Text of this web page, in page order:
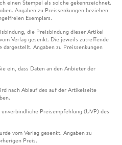
einen Stempel als solche gekennzeichnet.
Angaben zu Preissenkungen beziehen
Exemplars.
die Preisbindung dieser Artikel
Verlag gesenkt. Die jeweils zutreffende
Angaben zu Preissenkungen
ein, dass Daten an den Anbieter der
nach Ablauf des auf der Artikelseite
Preisempfehlung (UVP) des
vom Verlag gesenkt. Angaben zu
Preis.